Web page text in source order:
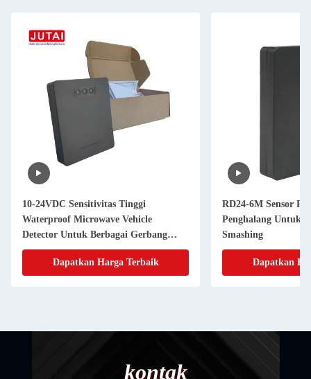
10-24VDC Sensitivitas Tinggi
Waterproof Microwave Vehicle
Detector Untuk Berbagai Gerbang
Penghalang
Dapatkan Harga Terbaik
RD24-6M Sensor
Penghalang Untuk
Smashing
Dapatkan
kontak